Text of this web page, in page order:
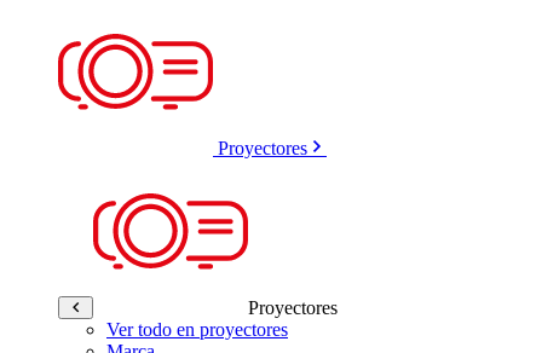
Proyectores
Proyectores
Ver todo en proyectores